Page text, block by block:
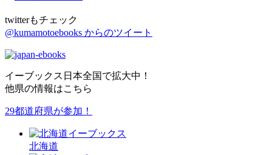
twitterもチェック
@kumamotoebooks からのツイート
イーブックス日本全国で拡大中！
他県の情報はこちら
29都道府県が参加！
北海道